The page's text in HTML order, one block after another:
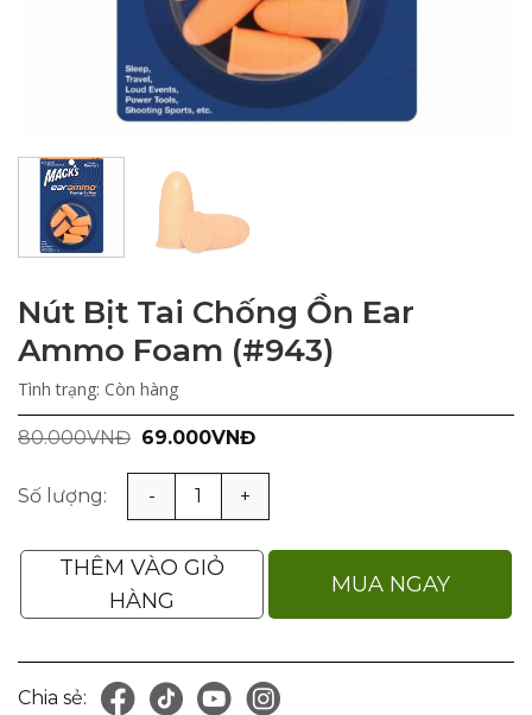
Nút Bịt Tai Chống Ồn Ear
Ammo Foam (#943)
Tình trạng: Còn hàng
80.000VNĐ Giá
là:
80.000VNĐ.
69.000VNĐGiá
tại
Nút Bịt Tai Chống Ồn Ear Ammo Foam (#943) số lượng
THÊM VÀO GIỎ
HÀNG
MUA NGAY
Chia sẻ: